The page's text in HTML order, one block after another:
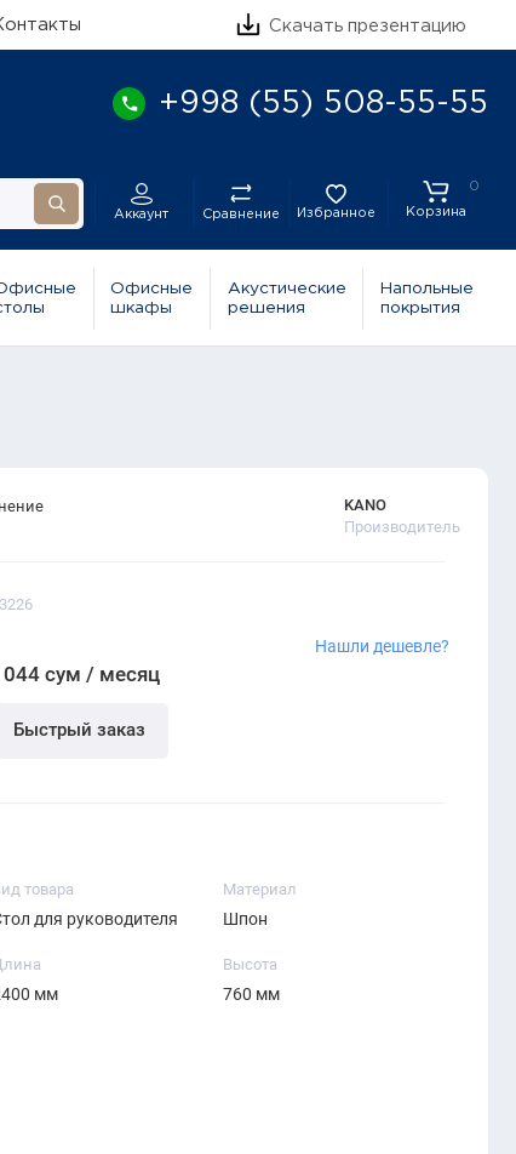
Скачать презентацию
+998 (55) 508-55-55
Аккаунт Сравнение Избранное
0
Корзина
Офисные
шкафы
Акустические
решения
Напольные
покрытия
KANO
Производитель
044 сум / месяц
Быстрый заказ
Нашли дешевле?
товара
для руководителя
Материал
Шпон
мм
Высота
760 мм